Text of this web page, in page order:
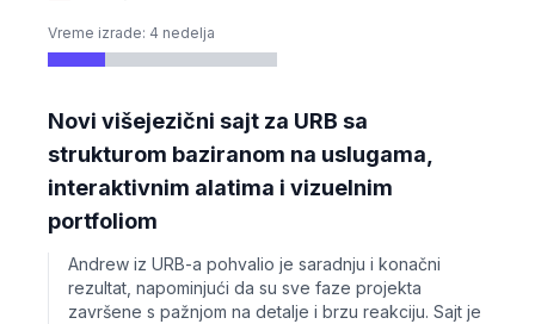
Vreme izrade: 4 nedelja
Novi višejezični sajt za URB sa
strukturom baziranom na uslugama,
interaktivnim alatima i vizuelnim
portfoliom
Andrew iz URB-a pohvalio je saradnju i konačni
rezultat, napominjući da su sve faze projekta
završene s pažnjom na detalje i brzu reakciju. Sajt je